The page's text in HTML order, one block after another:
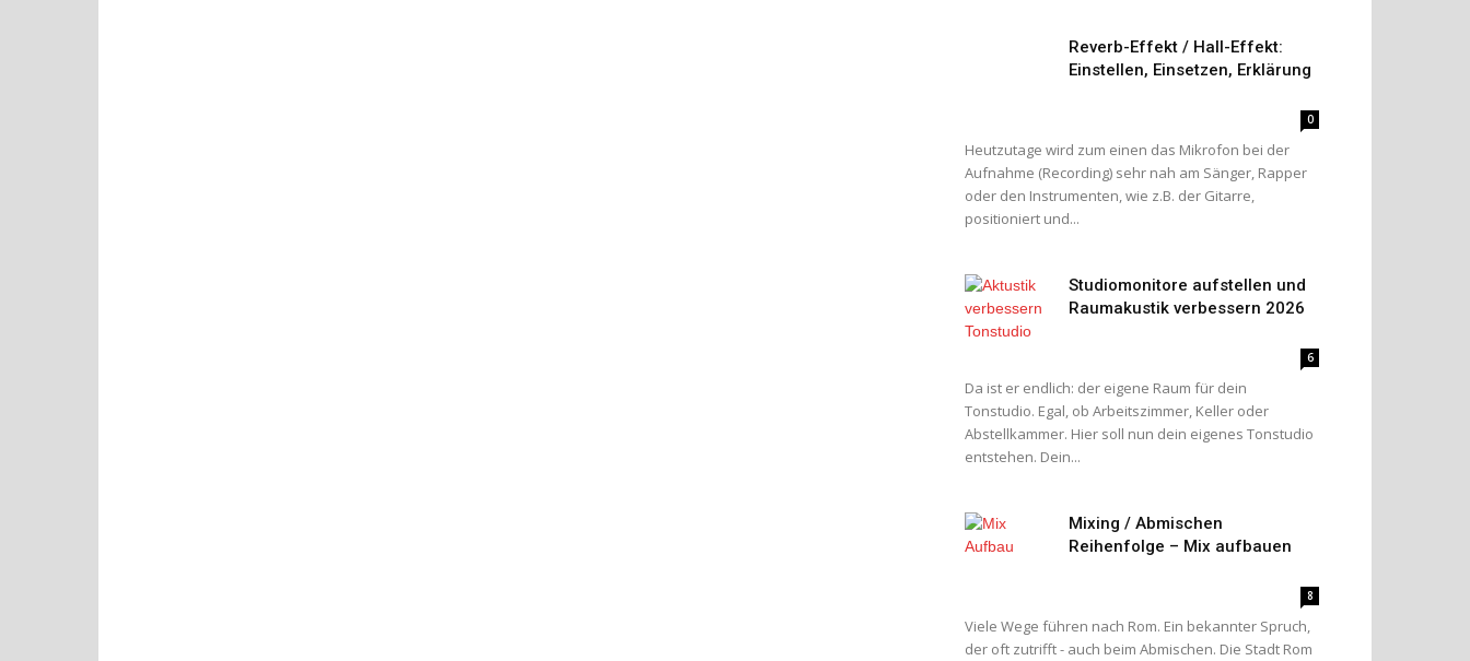
Reverb-Effekt / Hall-Effekt:
Einstellen, Einsetzen, Erklärung
0
Heutzutage wird zum einen das Mikrofon bei der
Aufnahme (Recording) sehr nah am Sänger, Rapper
oder den Instrumenten, wie z.B. der Gitarre,
positioniert und...
Studiomonitore aufstellen und
Raumakustik verbessern 2026
6
Da ist er endlich: der eigene Raum für dein
Tonstudio. Egal, ob Arbeitszimmer, Keller oder
Abstellkammer. Hier soll nun dein eigenes Tonstudio
entstehen. Dein...
Mixing / Abmischen
Reihenfolge – Mix aufbauen
8
Viele Wege führen nach Rom. Ein bekannter Spruch,
der oft zutrifft - auch beim Abmischen. Die Stadt Rom